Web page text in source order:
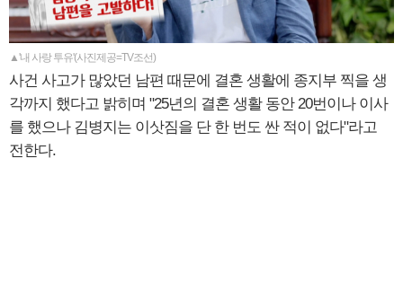
▲'내 사랑 투유'(사진제공=TV조선)
사건 사고가 많았던 남편 때문에 결혼 생활에 종지부 찍을 생
각까지 했다고 밝히며 "25년의 결혼 생활 동안 20번이나 이사
를 했으나 김병지는 이삿짐을 단 한 번도 싼 적이 없다"라고
전한다.